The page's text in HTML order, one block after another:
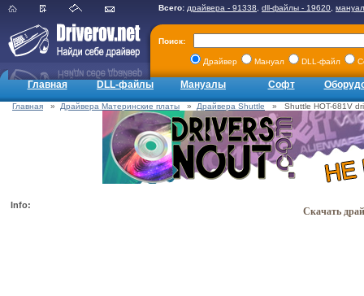
Всего: драйвера - 91338 dll-файлы - 19620
Поиск:
Драйвер Мануал DLL-файл
Главная DLL-файлы Мануалы Софт
Главная » Драйвера Материнские платы » Драйвера Shuttle » Shuttle HOT-681V
Info:
Скачать